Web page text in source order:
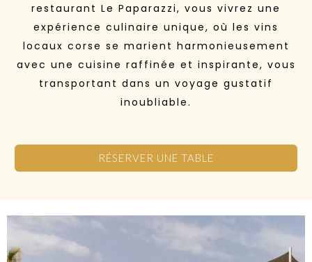
restaurant Le Paparazzi, vous vivrez une
expérience culinaire unique, où les vins
locaux corse se marient harmonieusement
avec une cuisine raffinée et inspirante, vous
transportant dans un voyage gustatif
inoubliable.
RÉSERVER UNE TABLE